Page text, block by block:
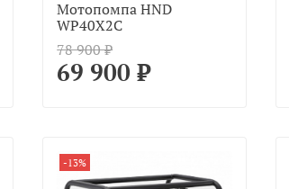
Мотопомпа HND
WP40X2C
78 900 ₽
69 900 ₽
-13%